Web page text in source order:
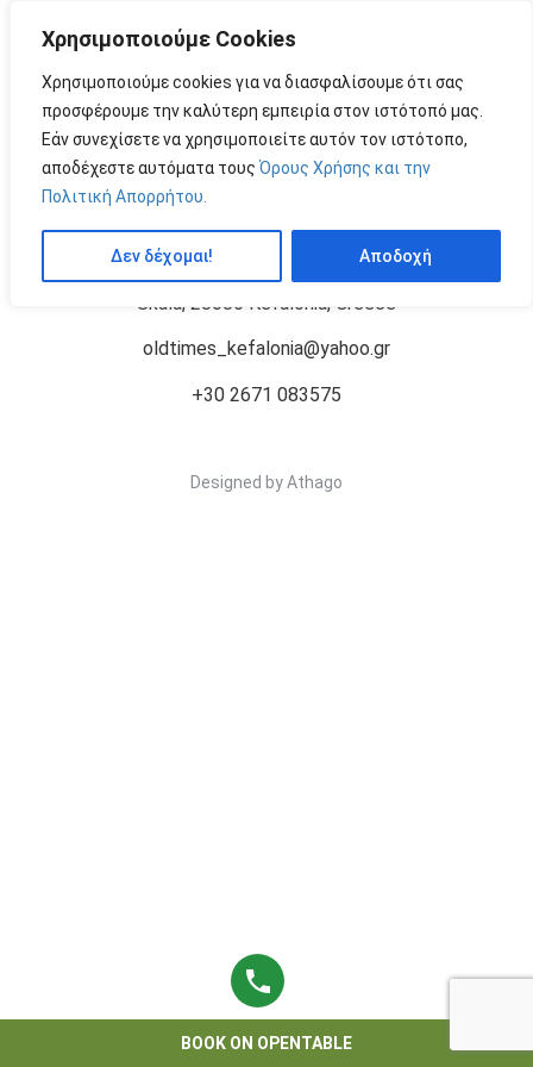
Χρησιμοποιούμε Cookies
Χρησιμοποιούμε cookies για να διασφαλίσουμε ότι σας
προσφέρουμε την καλύτερη εμπειρία στον ιστότοπό μας.
Εάν συνεχίσετε να χρησιμοποιείτε αυτόν τον ιστότοπο,
αποδέχεστε αυτόματα τους Όρους Χρήσης και την
Πολιτική Απορρήτου.
Δεν δέχομαι! Αποδοχή
BOOK ON OPENTABLE
SHRIMPS WITH BUTTER &AMP; GARLIC
“SKORDOVOUTIRO”
Skala, 28086 Kefalonia, Greece
oldtimes_kefalonia@yahoo.gr
+30 2671 083575
Designed byAthago